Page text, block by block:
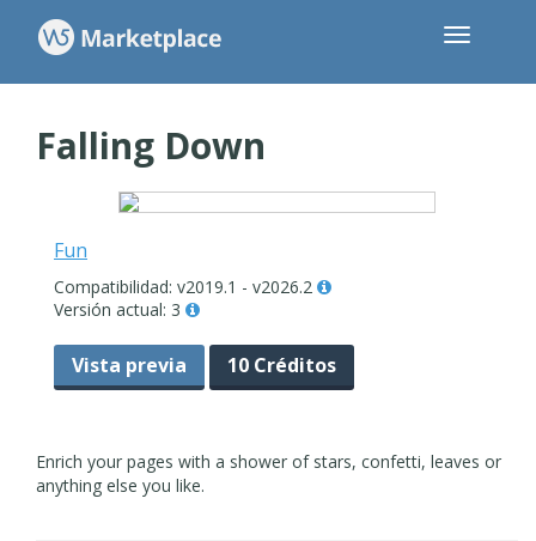
Falling Down
Fun
Compatibilidad: v2019.1 - v2026.2
Versión actual: 3
Vista previa 10 Créditos
Enrich your pages with a shower of stars, confetti, leaves or
anything else you like.